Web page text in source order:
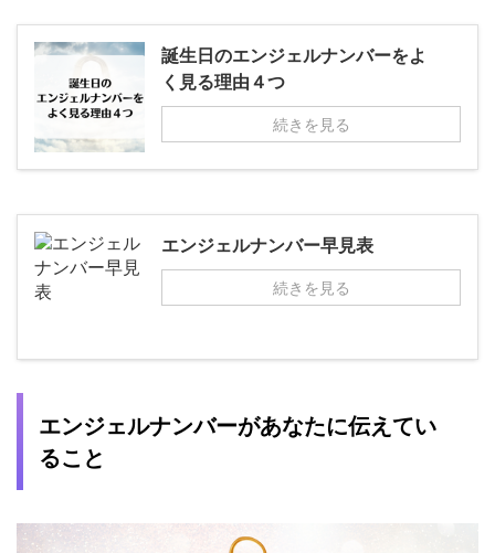
誕生日のエンジェルナンバーをよ
く見る理由４つ
続きを見る
エンジェルナンバー早見表
続きを見る
エンジェルナンバーがあなたに伝えてい
ること